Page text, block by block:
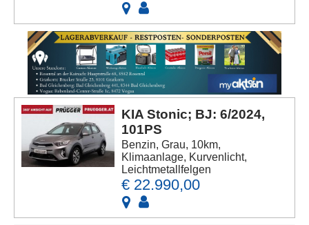
KIA Stonic; BJ: 6/2024,
101PS
Benzin, Grau, 10km,
Klimaanlage, Kurvenlicht,
Leichtmetallfelgen
€ 22.990,00